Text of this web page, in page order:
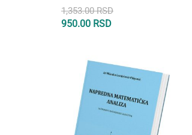
1,353.00RSD
950.00 RSD